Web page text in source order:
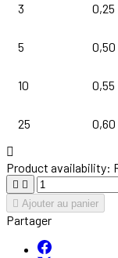
3 0,25
5
10 0,55
25

Product availability:
 
 Ajouter au panier
Partager